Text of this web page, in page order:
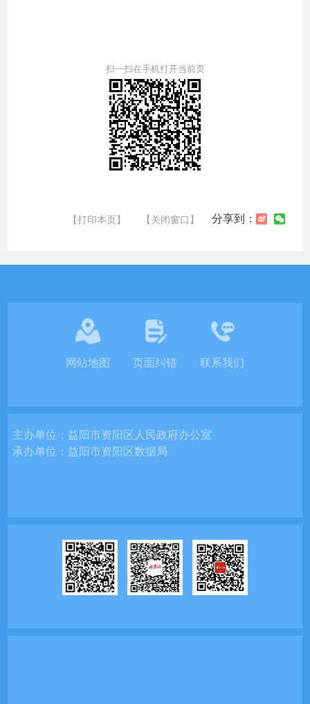
扫一扫在手机打开当前页
【打印本页】 【关闭窗口】 分享到：
网站地图 页面纠错 联系我们
主办单位：益阳市资阳区人民政府办公室
承办单位：益阳市资阳区数据局